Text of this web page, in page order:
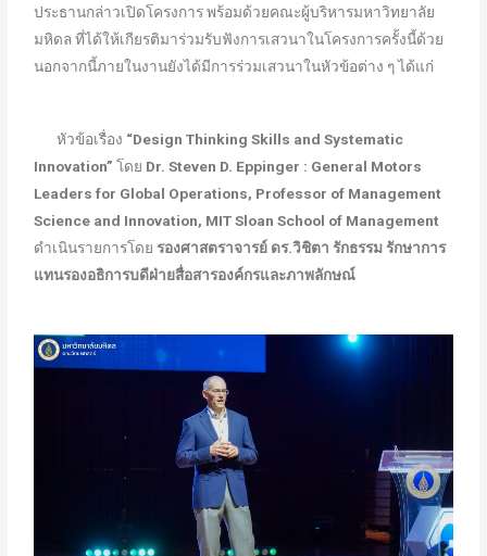
ประธานกล่าวเปิดโครงการ พร้อมด้วยคณะผู้บริหารมหาวิทยาลัย
มหิดล ที่ได้ให้เกียรติมาร่วมรับฟังการเสวนาในโครงการครั้งนี้ด้วย
นอกจากนี้ภายในงานยังได้มีการร่วมเสวนาในหัวข้อต่าง ๆ ได้แก่
หัวข้อเรื่อง “Design Thinking Skills and Systematic
Innovation”โดย Dr. Steven D. Eppinger : General Motors
Leaders for Global Operations, Professor of Management
Science and Innovation, MIT Sloan School of Management
ดำเนินรายการโดย รองศาสตราจารย์ ดร.วิชิตา รักธรรม รักษาการ
แทนรองอธิการบดีฝ่ายสื่อสารองค์กรและภาพลักษณ์